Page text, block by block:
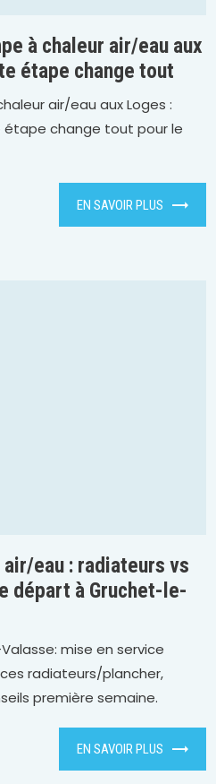
à chaleur air/eau aux
étape change tout
air/eau aux Loges :
change tout pour le
EN SAVOIR PLUS
eau : radiateurs vs
départ à Gruchet-le-
mise en service
radiateurs/plancher,
première semaine.
EN SAVOIR PLUS